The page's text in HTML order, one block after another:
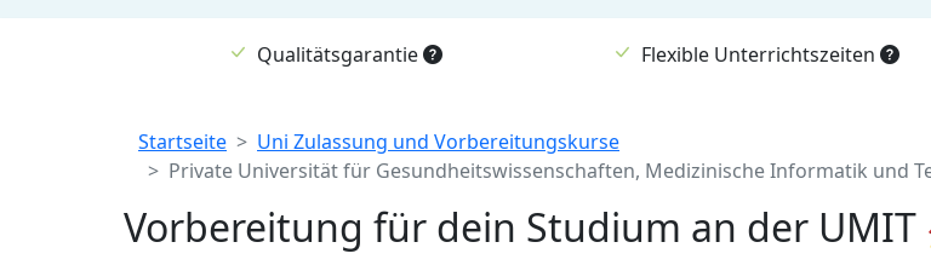
Qualitätsgarantie Flexible Unterrichtszeiten
Breadcrumb
Startseite
Uni Zulassung und Vorbereitungskurse
Private Universität für Gesundheitswissenschaften, Medizinische Informatik und
Vorbereitung für dein Studium an der UMIT